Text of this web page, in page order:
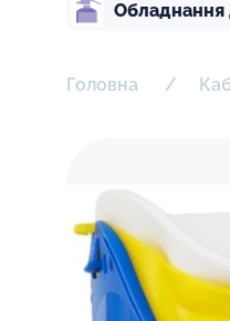
Обладнання
Головна